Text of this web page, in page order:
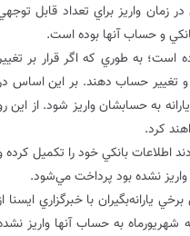
زمان واريز براي تعداد قابل
و حساب آنها بوده است.
است؛ به طوري كه اگر قرار بر
و تغيير حساب دهند. بر اين اساس
به حسابشان واريز شود. از اين
كرد.
شهريورماه جا مانده بودند اطلاعات بانكي خود را تكميل
يارانه‌بگيران با خبرگزاري ايسنا
به حساب آنها واريز